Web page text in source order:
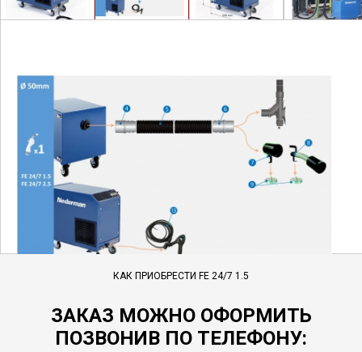
КАК ПРИОБРЕСТИ FE 24/7 1.5
ЗАКАЗ МОЖНО ОФОРМИТЬ
ПОЗВОНИВ ПО ТЕЛЕФОНУ: